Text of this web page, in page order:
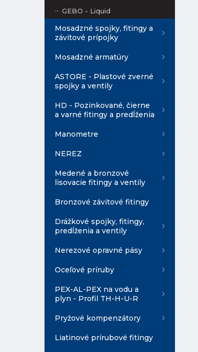
GEBO - Liquid
Mosadzné spojky, fitingy a
závitové prípojky
Mosadzné armatúry
ASTORE - Plastové zverné
spojky a ventily
HD - Pozinkované, čierne
a varné fitingy a predĺženia
Manometre
NEREZ
Medené a bronzové
lisovacie fitingy a ventily
Bronzové závitové fitingy
Drážkové spojky, fitingy,
predĺženia a ventily
Nerezové opravné pásy
Oceľové príruby
PEX-AL-PEX na vodu a
plyn - Profil TH-H-U-R
Pryžové kompenzátory
Liatinové prírubové fitingy